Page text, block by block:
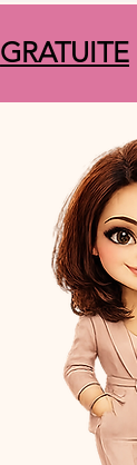
GRATUITE